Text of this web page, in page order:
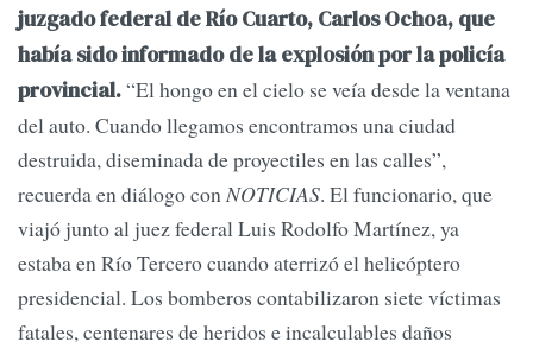
juzgado federal de Río Cuarto, Carlos Ochoa, que
había sido informado de la explosión por la policía
provincial.“El hongo en el cielo se veía desde la ventana
del auto. Cuando llegamos encontramos una ciudad
destruida, diseminada de proyectiles en las calles”,
recuerda en diálogo conNOTICIAS. El funcionario, que
viajó junto al juez federal Luis Rodolfo Martínez, ya
estaba en Río Tercero cuando aterrizó el helicóptero
presidencial. Los bomberos contabilizaron siete víctimas
fatales, centenares de heridos e incalculables daños